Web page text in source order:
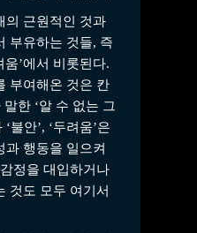
의 근원적인 것과
부유하는 것들, 즉
움’에서 비롯된다.
부여해온 것은 칸
한 ‘알 수 없는 그
불안’, ‘두려움’은
과 행동을 일으켜
정을 대입하거나
것도 모두 여기서